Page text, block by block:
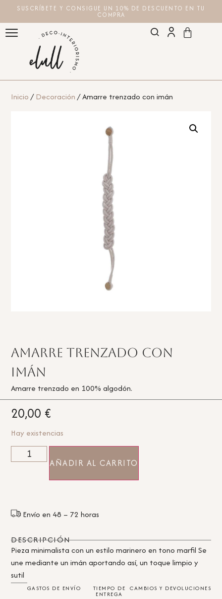
SUSCRÍBETE Y CONSIGUE UN 10% DE DESCUENTO EN TU
COMPRA
Inicio/Decoración/ Amarre trenzado con imán
Amarre trenzado con
imán
Amarre trenzado en 100% algodón.
20,00 €
Hay existencias
AÑADIR AL CARRITO
Envío en 48 – 72 horas
DESCRIPCIÓN
Pieza minimalista con un estilo marinero en tono marfil Se
une mediante un imán aportando así, un toque limpio y
sutil
GASTOS DE ENVÍO TIEMPO DE
ENTREGA
CAMBIOS Y DEVOLUCIONES